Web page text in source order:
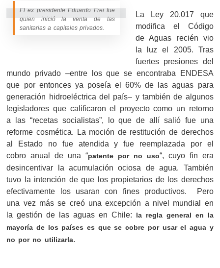
El ex presidente Eduardo Frei fue
quien inició la venta de las
sanitarias a capitales privados.
La Ley 20.017 que
modifica el Código
de Aguas recién vio
la luz el 2005. Tras
fuertes presiones del
mundo privado –entre los que se encontraba ENDESA
que por entonces ya poseía el 60% de las aguas para
generación hidroeléctrica del país– y también de algunos
legisladores que calificaron el proyecto como un retorno
a las “recetas socialistas”, lo que de allí salió fue una
reforme cosmética. La moción de restitución de derechos
al Estado no fue atendida y fue reemplazada por el
cobro anual de una “patente por no uso“, cuyo fin era
desincentivar la acumulación ociosa de agua. También
tuvo la intención de que los propietarios de los derechos
efectivamente los usaran con fines productivos. Pero
una vez más se creó una excepción a nivel mundial en
la gestión de las aguas en Chile:
la regla general en la
mayoría de los países es que se cobre por usar el agua y
no por no utilizarla.